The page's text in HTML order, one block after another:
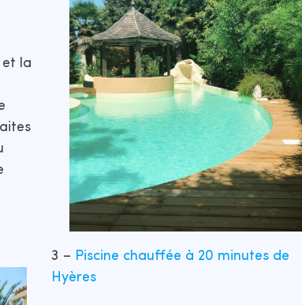
et la
3 – Piscine chauffée à 20 minutes de
Hyères